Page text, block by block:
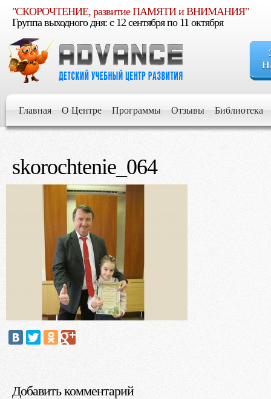
"СКОРОЧТЕНИЕ, развитие ПАМЯТИ и ВНИМАНИЯ"
Группа выходного дня: c 12 сентября по 11 октября
Главная О Центре Программы Отзывы Библиотека
Если Вы
расти умным,
Если Вы
skorochtenie_064
Добавить комментарий